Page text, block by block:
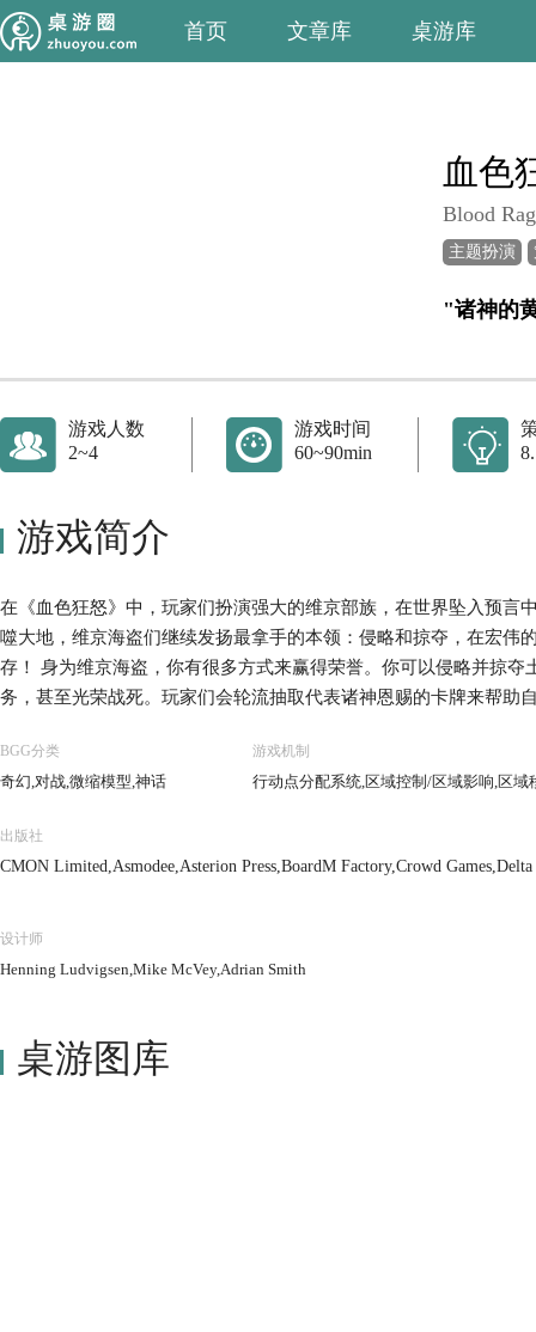
首页 文章库 桌游库
血色
Blood
主题扮演
"诸神的
游戏人数
2~4
游戏时间
60~90min
游戏简介
在《血色狂怒》中，玩家们扮演强大的维京部族，在世界坠入预言
噬大地，维京海盗们继续发扬最拿手的本领：侵略和掠夺，在宏伟
存！ 身为维京海盗，你有很多方式来赢得荣誉。你可以侵略并掠
务，甚至光荣战死。玩家们会轮流抽取代表诸神恩赐的卡牌来帮助
能，你甚至能招募北欧神话中的传奇魔怪为你而战！
BGG分类
奇幻,对战,微缩模型,神话
游戏机制
行动点分配系统,区域控制/区域影响,区
出版社
CMON Limited,Asmodee,Asterion Press,BoardM Factory,Crowd
设计师
Henning Ludvigsen,Mike McVey,Adrian Smith
桌游图库